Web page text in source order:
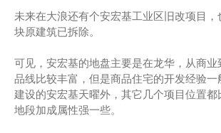
未来在大浪还有个安宏基工业区旧改项目
块原建筑已拆除。
可见，安宏基的地盘主要是在龙华，从商
品线比较丰富，但是商品住宅的开发经验一
建设的安宏基天曜外，其它几个项目位置都
地段加成属性强一些。